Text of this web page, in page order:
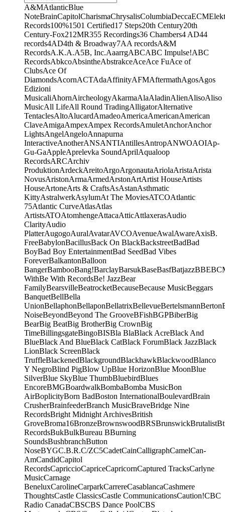
A&MAtlanticBlue
NoteBrainCapitolCharismaChrysalisColumbiaDeccaECM
Records100%1501 Certified17 Steps20th Century20th
Century-Fox21 2MR355 Recordings36 Chambers4 AD44
records4AD4th & Broadway7AA recordsA&M
RecordsA.K.A.A5B, Inc.AaarrgABCABC Impulse!ABC
RecordsAbkcoAbsintheAbstrakceAceAce FuAce of
ClubsAce Of
DiamondsAcornACTAdaAffinityAFMAftermathAgosAgos
Edizioni
MusicaliAhornAircheologyAkarmaAlaAladinAlienAlisoAliso
MusicAll LifeAll Round TradingAlligatorAlternative
TentaclesAltoAlucardAmadeoAmericaAmericanAmerican
ClaveAmigaAmpexAmpex RecordsAmuletAnchorAnchor
LightsAngelAngeloAnnapurna
InteractiveAnotherANSANTIAntillesAntropANWOAOIAp-
Gu-GaAppleAprelevka SoundAprilAqualoop
RecordsARCArchiv
ProduktionArdeckAreitoArgoArgonautaAriolaAristaArista
NovusAristonArmaArmedArstonArtArtist HouseArtists
HouseArtoneArts & CraftsAsAstanAsthmatic
KittyAstralwerkAsylumAt The MoviesATCOAtlantic
75Atlantic CurveAtlasAtlas
ArtistsATOAtomhengeAttacaAtticAttlaxerasAudio
ClarityAudio
PlatterAugogoAuralAvatarAVCOAvenueAwalAwareAxisB.
FreeBabylonBacillusBack On BlackBackstreetBadBad
BoyBad Boy EntertainmentBad SeedBad Vibes
ForeverBalkantonBalloon
BangerBambooBang!BarclayBarsukBaseBasfBatjazzBBE
WithBe With RecordsBe! JazzBear
FamilyBearsvilleBeatrocketBecauseBecause MusicBeggars
BanquetBellBella
UnionBellaphonBellaponBellatrixBellevueBertelsmannBerton
NoiseBeyondBeyond The GrooveBFishBGPBiberBig
BearBig BeatBig BrotherBig CrownBig
TimeBillingsgateBingoBISBla BlaBlack AcreBlack And
BlueBlack And BlueBlack CatBlack ForumBlack JazzBlack
LionBlack ScreenBlack
TruffleBlackenedBlackgroundBlackhawkBlackwoodBlanco
Y NegroBlind PigBlow UpBlue HorizonBlue MoonBlue
SilverBlue SkyBlue ThumbBluebirdBlues
EncoreBMGBoardwalkBombaBomba MusicBon
AirBoplicityBorn BadBoston InternationalBoulevardBrain
CrusherBrainfeederBranch MusicBraveBridge Nine
RecordsBright Midnight ArchivesBritish
GroveBroma16BronzeBrownswoodBRSBrunswickBrutalist
RecordsBukBulkBureau BBurning
SoundsBushbranchButton
NoseBYGC.B.R.C/ZC5CadetCainCalligraphCamelCan-
AmCandidCapitol
RecordsCapriccioCapriceCapricornCaptured TracksCarlyne
MusicCarnage
BeneluxCarolineCarparkCarrereCasablancaCashmere
ThoughtsCastle ClassicsCastle CommunicationsCaution!CBC
Radio CanadaCBSCBS Dance PoolCBS